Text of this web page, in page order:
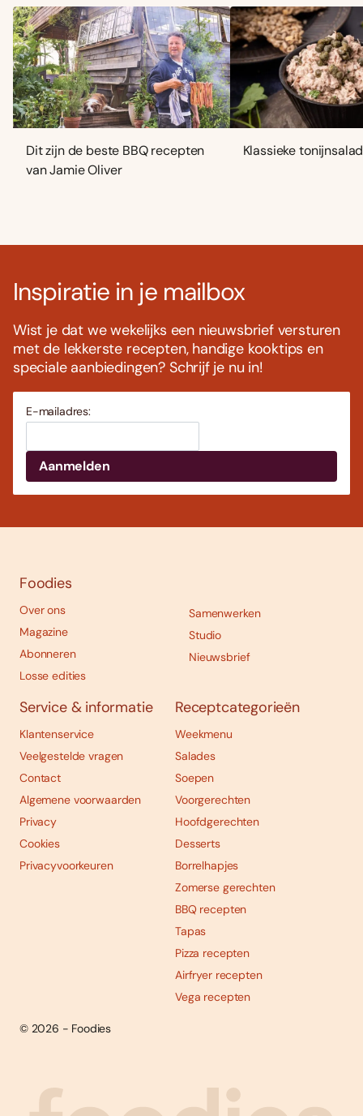
Abonneren
Dit zijn de beste BBQ recepten
van Jamie Oliver
Klassieke
Inspiratie in je mailbox
Wist je dat we wekelijks een nieuwsbrief versturen
met de lekkerste recepten, handige kooktips en
speciale aanbiedingen? Schrijf je nu in!
E-mailadres:
Foodies
Over ons
Magazine
Abonneren
Losse edities
Samenwerken
Studio
Nieuwsbrief
Service & informatie
Klantenservice
Veelgestelde vragen
Contact
Algemene voorwaarden
Privacy
Cookies
Privacyvoorkeuren
Receptcategorieën
Weekmenu
Salades
Soepen
Voorgerechten
Hoofdgerechten
Desserts
Borrelhapjes
Zomerse gerechten
BBQ recepten
Tapas
Pizza recepten
Airfryer recepten
Vega recepten
© 2026 - Foodies